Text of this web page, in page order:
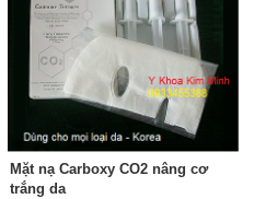
Mặt nạ Carboxy CO2 nâng cơ
trắng da